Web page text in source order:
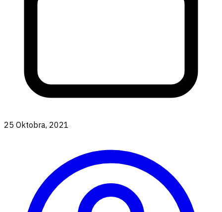
25 Oktobra, 2021